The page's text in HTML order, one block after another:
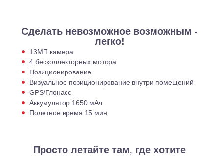
Сделать невозможное возможным -
легко!
13МП камера
4 бесколлекторных мотора
Позиционирование
Визуальное позиционирование внутри помещений
GPS/Глонасс
Аккумулятор 1650 мАч
Полетное время 15 мин
Просто летайте там, где хотите